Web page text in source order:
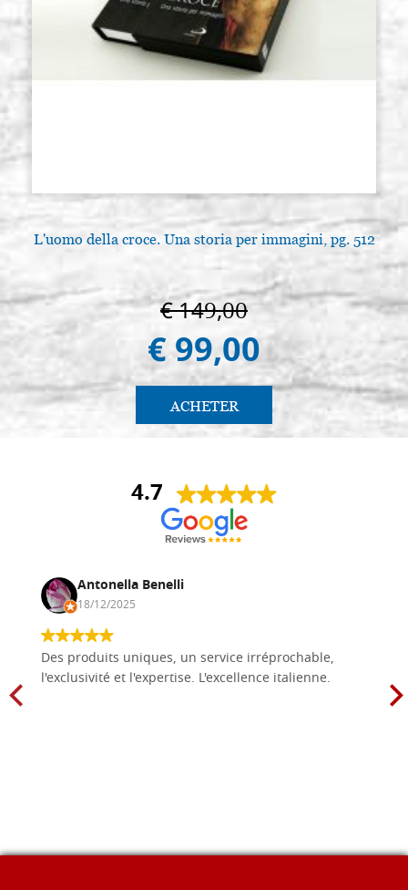
L'uomo della croce. Una storia per immagini, pg. 512
€ 149,00
€ 99,00
ACHETER
4.7
Antonella Benelli
18/12/2025
Des produits uniques, un service irréprochable,
l'exclusivité et l'expertise. L'excellence italienne.